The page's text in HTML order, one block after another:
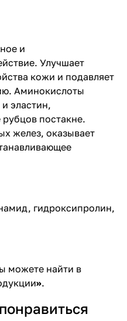
и
Улучшает
кожи и подавляет
Аминокислоты
эластин,
постакне.
желез, оказывает
гидроксипролин,
можете найти в
».